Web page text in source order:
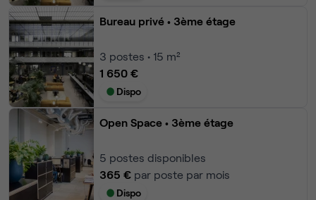
Bureau privé • 3ème étage
3 postes • 15 m²
1 650 €
Dispo
Open Space • 3ème étage
5 postes disponibles
365 € par poste par mois
Dispo